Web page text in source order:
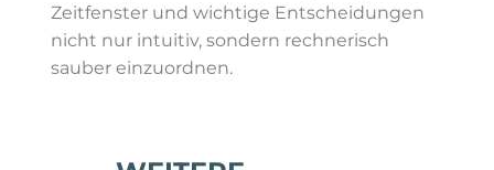
Zeitfenster und wichtige Entscheidungen
nicht nur intuitiv, sondern rechnerisch
sauber einzuordnen.